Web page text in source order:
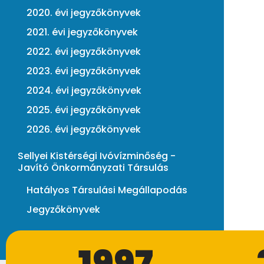
2020. évi jegyzőkönyvek
2021. évi jegyzőkönyvek
2022. évi jegyzőkönyvek
2023. évi jegyzőkönyvek
2024. évi jegyzőkönyvek
2025. évi jegyzőkönyvek
2026. évi jegyzőkönyvek
Sellyei Kistérségi Ivóvízminőség -
Javító Önkormányzati Társulás
Hatályos Társulási Megállapodás
Jegyzőkönyvek